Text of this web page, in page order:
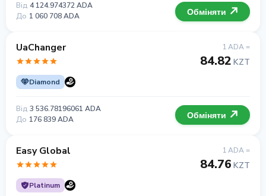
Від 4 124.974372 ADA
До 1 060 708 ADA Обміняти
UaChanger
Diamond
1 ADA =
84.82 KZT
Від 3 536.78196061 ADA
До 176 839 ADA Обміняти
Easy Global
Platinum
1 ADA =
84.76 KZT